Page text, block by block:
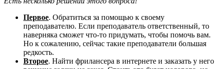
Первое. Обратиться за помощью к своему
преподавателю. Если преподаватель ответственный, то
наверняка сможет что-то придумать, чтобы помочь вам.
Но к сожалению, сейчас такие преподаватели большая
редкость.
Второе. Найти фрилансера в интернете и заказать у него